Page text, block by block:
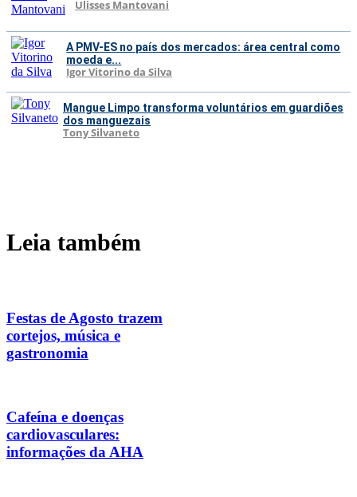
Ulisses Mantovani
A PMV-ES no país dos mercados: área central como
moeda e...
Igor Vitorino da Silva
Mangue Limpo transforma voluntários em guardiões
dos manguezais
Tony Silvaneto
Leia também
Festas de Agosto trazem
cortejos, música e
gastronomia
Cafeína e doenças
cardiovasculares:
informações da AHA